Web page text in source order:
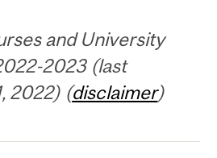
and University
2023 (last
2022) (disclaimer)